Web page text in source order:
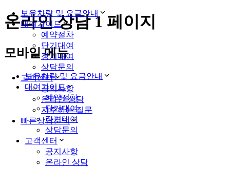
온라인 상담 1 페이지
모바일 메뉴
보유차량 및 요금안내
대여가이드
예약절차
단기대여
장기대여
상담문의
고객센터
공지사항
온라인 상담
보유차량 및 요금안내
대여가이드
예약절차
단기대여
장기대여
상담문의
고객센터
공지사항
온라인 상담
자주하는 질문
빠른상담문의